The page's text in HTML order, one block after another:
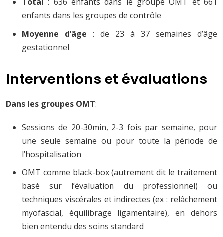
Total : 636 enfants dans le groupe OMT et 661
enfants dans les groupes de contrôle
Moyenne d’âge : de 23 à 37 semaines d’âge
gestationnel
Interventions et évaluations
Dans les groupes OMT:
Sessions de 20-30min, 2-3 fois par semaine, pour
une seule semaine ou pour toute la période de
l’hospitalisation
OMT comme black-box (autrement dit le traitement
basé sur l’évaluation du professionnel) ou
techniques viscérales et indirectes (ex : relâchement
myofascial, équilibrage ligamentaire), en dehors
bien entendu des soins standard